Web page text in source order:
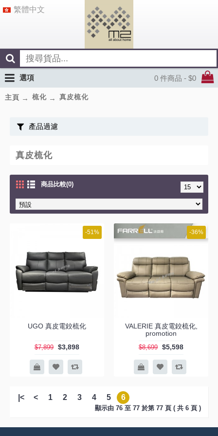
繁體中文
0 件商品 - $0
選項
主頁 梳化 真皮梳化
產品過濾
真皮梳化
商品比較(0)
-51%
UGO 真皮電鉸梳化
$7,899 $3,898
-36%
VALERIE 真皮電鉸梳化,
promotion
$8,699 $5,598
|< < 1 2 3 4 5 6
顯示由 76 至 77 於第 77 頁 ( 共 6 頁 )